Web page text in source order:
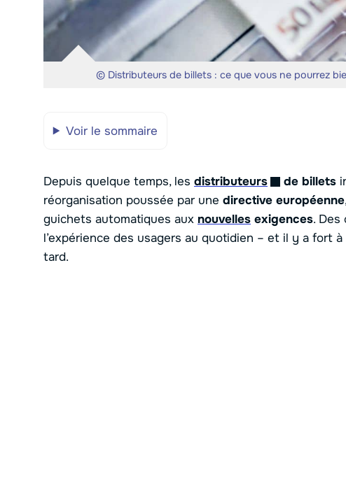
© Distributeurs de billets : ce que vous ne pourrez
Voir le sommaire
Depuis quelque temps, les distributeurs de billets
réorganisation poussée par une directive européenne
guichets automatiques aux nouvelles exigences.
l’expérience des usagers au quotidien – et il y a fort
tard.